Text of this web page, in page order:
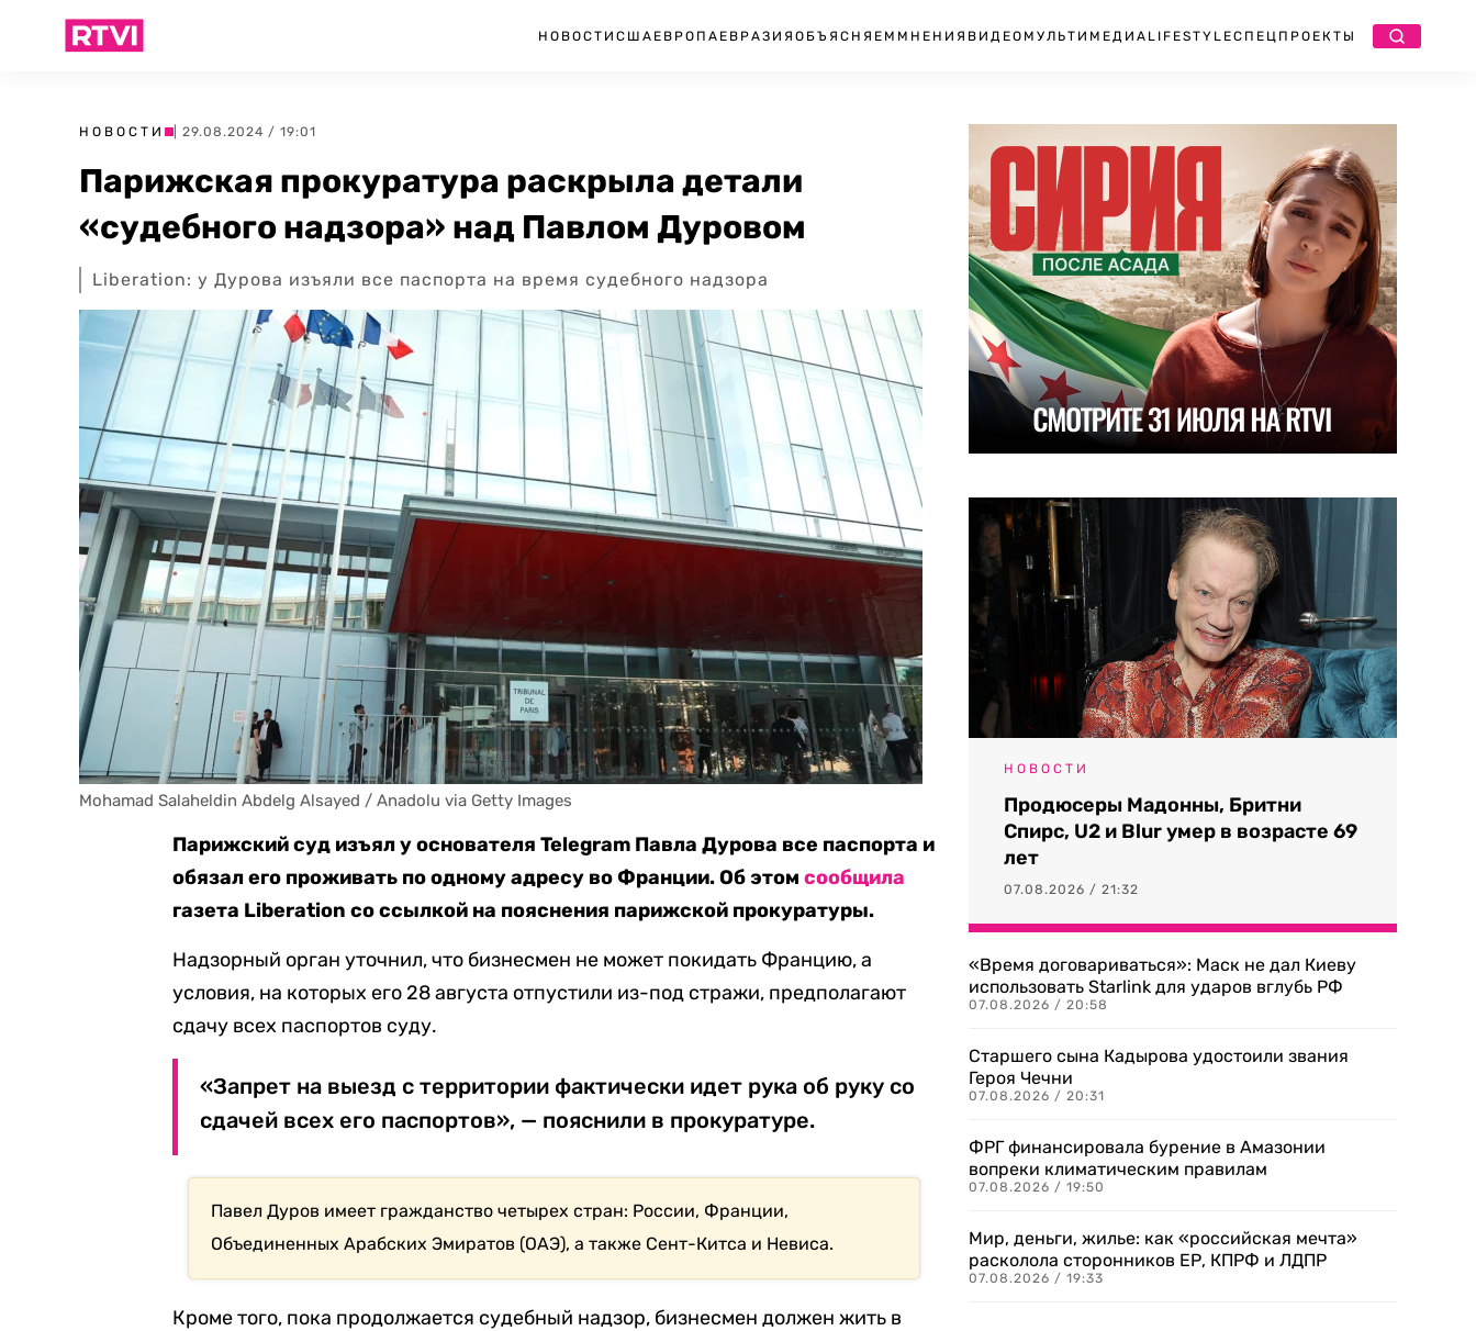
НОВОСТИ США ЕВРОПА ЕВРАЗИЯ ОБЪЯСНЯЕМ МНЕНИЯ ВИДЕО МУЛЬТИМЕДИА LIFESTYLEСПЕЦПРОЕКТЫ
НОВОСТИ | 29.08.2024 / 19:01
Парижская прокуратура раскрыла детали
«судебного надзора» над Павлом Дуровом
Liberation: у Дурова изъяли все паспорта на время судебного надзора
Mohamad Salaheldin Abdelg Alsayed / Anadolu via Getty Images
Парижский суд изъял у основателя Telegram Павла Дурова все паспорта и
обязал его проживать по одному адресу во Франции. Об этомсообщила
газета Liberation со ссылкой на пояснения парижской прокуратуры.
Надзорный орган уточнил, что бизнесмен не может покидать Францию, а
условия, на которых его 28 августа отпустили из-под стражи, предполагают
сдачу всех паспортов суду.
«Запрет на выезд с территории фактически идет рука об руку со
сдачей всех его паспортов», — пояснили в прокуратуре.
Павел Дуров имеет гражданство четырех стран: России, Франции,
Объединенных Арабских Эмиратов (ОАЭ), а также Сент-Китса и Невиса.
Кроме того, пока продолжается судебный надзор, бизнесмен должен жить в
НОВОСТИ
Продюсеры Мадонны, Бритни
Спирс, U2 и Blur умер в возрасте 69
лет
07.08.2026 / 21:32
«Время договариваться»: Маск не дал Киеву
использовать Starlink для ударов вглубь РФ
07.08.2026 / 20:58
Старшего сына Кадырова удостоили звания
Героя Чечни
07.08.2026 / 20:31
ФРГ финансировала бурение в Амазонии
вопреки климатическим правилам
07.08.2026 / 19:50
Мир, деньги, жилье: как «российская мечта»
расколола сторонников ЕР, КПРФ и ЛДПР
07.08.2026 / 19:33